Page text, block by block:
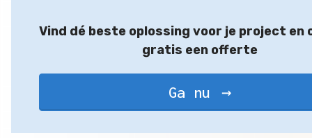
Vind dé beste oplossing voor je project en
gratis een offerte
Ga nu